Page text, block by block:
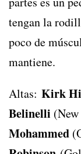
tengan la
poco de
mantiene.
Altas: Kirk
Belinelli
Mohammed